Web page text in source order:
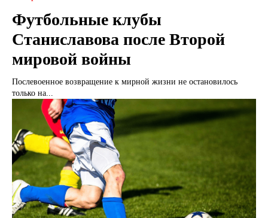
Футбольные клубы
Станиславова после Второй
мировой войны
Послевоенное возвращение к мирной жизни не остановилось
только на...